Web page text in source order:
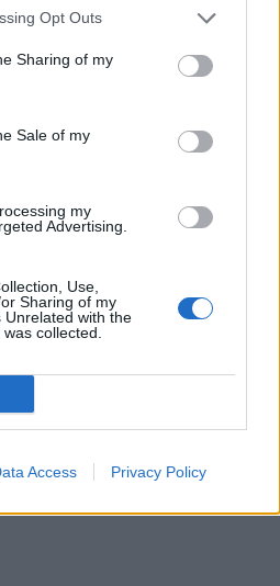
Opt Outs
Sharing of my
Sale of my
my
Advertising.
Use,
Sharing of my
Unrelated with the
collected.
Access Privacy Policy
kolor!
kolor!